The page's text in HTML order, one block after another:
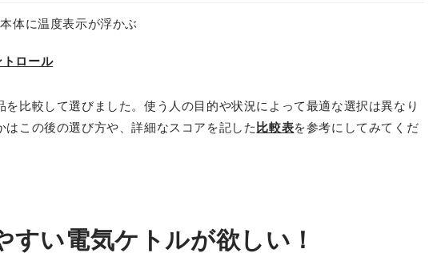
本体に温度表示が浮かぶ
トロール
を比較して選びました。使う人の目的や状況によって最適な選択は異なり
はこの後の選び方や、詳細なスコアを記した比較表を参考にしてみてくだ
すい電気ケトルが欲しい！